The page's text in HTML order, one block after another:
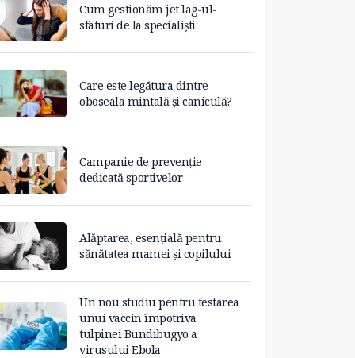
Cum gestionăm jet lag-ul-
sfaturi de la specialiști
Care este legătura dintre
oboseala mintală și caniculă?
Campanie de prevenție
dedicată sportivelor
Alăptarea, esențială pentru
sănătatea mamei și copilului
Un nou studiu pentru testarea
unui vaccin împotriva
tulpinei Bundibugyo a
virusului Ebola